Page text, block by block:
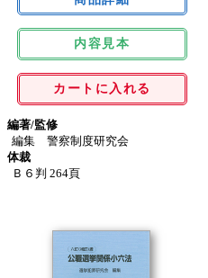
内容見本
カートに入れる
編著/監修
編集 警察制度研究会
体裁
Ｂ６判 264頁